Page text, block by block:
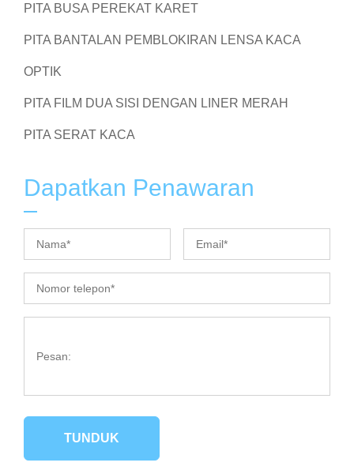
PITA BUSA PEREKAT KARET
PITA BANTALAN PEMBLOKIRAN LENSA KACA
OPTIK
PITA FILM DUA SISI DENGAN LINER MERAH
PITA SERAT KACA
Dapatkan Penawaran
TUNDUK